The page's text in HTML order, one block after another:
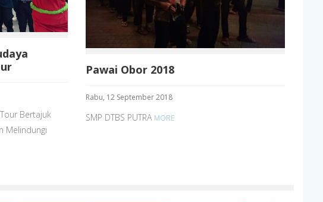
Bertajuk
Melindungi
Pawai Obor 2018
Rabu, 12 September 2018
SMP DTBS PUTRA MORE